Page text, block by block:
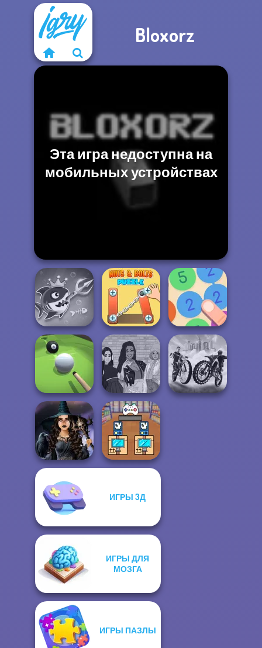
Bloxorz
Эта игра недоступна на
мобильных устройствах
Fish Stab Getting
Big
Nuts & Bolts
Puzzle
Merge 13
Pool Master 3D
The Fly Squad:
#squadgoals
Mystic Coven The
Sisterhood of...
Black Friday
ИГРЫ 3Д
ИГРЫ ДЛЯ
МОЗГА
ИГРЫ ПАЗЛЫ